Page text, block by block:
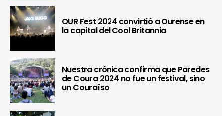
OUR Fest 2024 convirtió a Ourense en
la capital del Cool Britannia
Nuestra crónica confirma que Paredes
de Coura 2024 no fue un festival, sino
un Couraíso